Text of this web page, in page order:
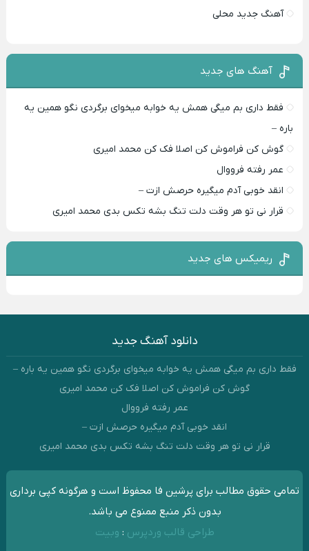
آهنگ جدید محلی
آهنگ های جدید
فقط داری بم میگی همش یه خوابه میخوای برگردی نگو همین یه
باره –
گوش کن فراموش کن اصلا فک کن محمد امیری
عمر رفته فرووال
انقد خوبی آدم میگیره حرصش ازت –
قرار نی تو هر وقت دلت تنگ بشه تکس بدی محمد امیری
ریمیکس های جدید
دانلود آهنگ جدید
فقط داری بم میگی همش یه خوابه میخوای برگردی نگو همین یه باره –
گوش کن فراموش کن اصلا فک کن محمد امیری
عمر رفته فرووال
انقد خوبی آدم میگیره حرصش ازت –
قرار نی تو هر وقت دلت تنگ بشه تکس بدی محمد امیری
تمامی حقوق مطالب برای پرشین فا محفوظ است و هرگونه کپی برداری
بدون ذکر منبع ممنوع می باشد.
طراحی قالب وردپرس : وبیت